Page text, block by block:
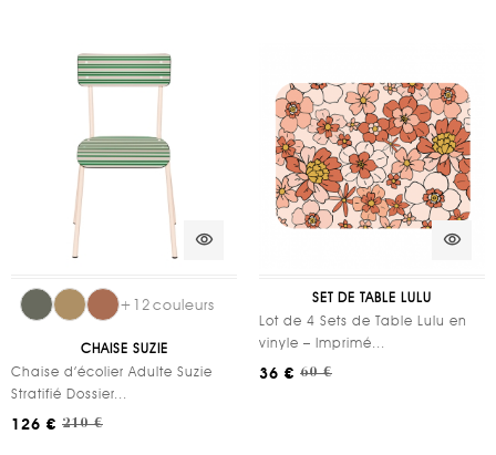
visibility
+12couleurs
CHAISE SUZIE
Chaise d’écolier Adulte Suzie
Stratifié Dossier...
126 € 210 €
visibility
SET DE TABLE LULU
Lot de 4 Sets de Table Lulu en
vinyle – Imprimé...
36 € 60 €